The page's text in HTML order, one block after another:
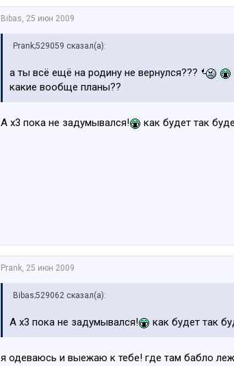
Bibas, 25 июн 2009
Prank;529059 сказал(а):
а ты всё ещё на родину не вернулся???
какие вообще планы??
А х3 пока не задумывался! как будет так
Prank, 25 июн 2009
Bibas;529062 сказал(а):
А х3 пока не задумывался! как будет так
я одеваюсь и выежаю к тебе! где там бабло